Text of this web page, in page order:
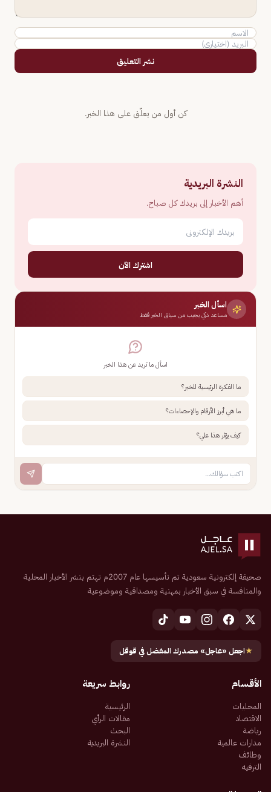
نشر التعليق
كن أول من يعلّق على هذا الخبر.
النشرة البريدية
أهم الأخبار إلى بريدك كل صباح.
اشترك الآن
اسأل الخبر
مساعد ذكي يجيب من سياق الخبر فقط
اسأل ما تريد عن هذا الخبر
ما الفكرة الرئيسية للخبر؟
ما هي أبرز الأرقام والإحصاءات؟
كيف يؤثر هذا علي؟
صحيفة إلكترونية سعودية تم تأسيسها عام 2007م تهتم بنشر الأخبار المحلية
والمنافسة في سبق الأخبار بمهنية ومصداقية وموضوعية
★اجعل «عاجل» مصدرك المفضل في قوقل
الأقسام
المحليات
الاقتصاد
رياضة
مدارات عالمية
وظائف
الترفيه
روابط سريعة
الرئيسية
مقالات الرأي
البحث
النشرة البريدية